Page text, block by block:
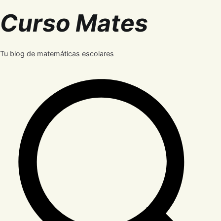
al
contenido
Curso Mates
Tu blog de matemáticas escolares